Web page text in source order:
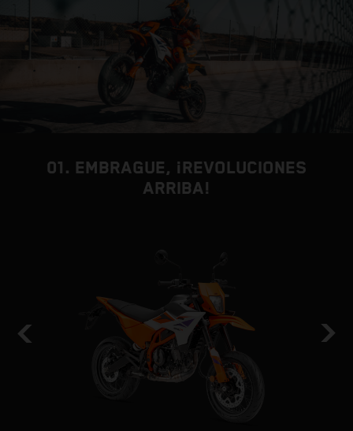
01. EMBRAGUE, ¡REVOLUCIONES
ARRIBA!